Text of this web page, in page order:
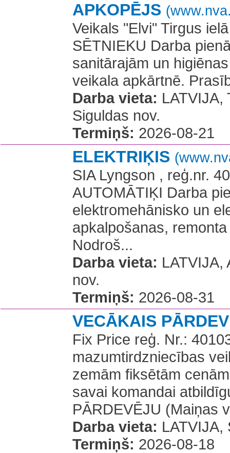
APKOPĒJS
Veikals "Elvi" Tirgus
SĒTNIEKU Darba
sanitārajām un
veikala apkārtnē.
Darba vieta: LATVIJA,
Siguldas nov.
Termiņš: 2026-08-21
ELEKTRIĶIS
SIA Lyngson , reģ.nr.
AUTOMĀTIĶI Darba
elektromehānisko un
apkalpošanas,
Nodroš...
Darba vieta: LATVIJA,
nov.
Termiņš: 2026-08-31
VECĀKAIS
Fix Price reģ. Nr.:
mazumtirdzniecības
zemām fiksētām
savai komandai
PĀRDEVĒJU (Maiņas
Darba vieta: LATVIJA,
Termiņš: 2026-08-18